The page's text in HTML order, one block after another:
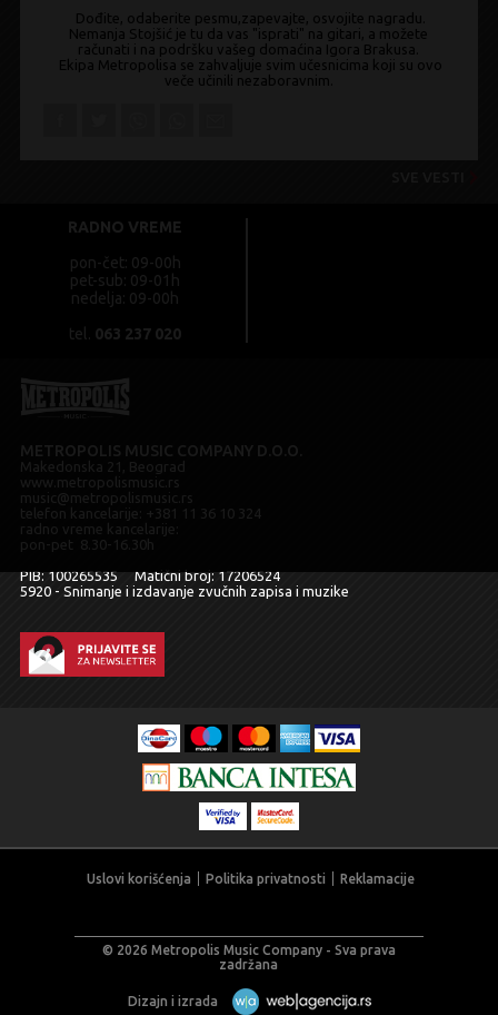
Dođite, odaberite pesmu,zapevajte, osvojite nagradu.
Nemanja Stojšić je tu da vas "isprati" na gitari, a možete
računati i na podršku vašeg domaćina Igora Brakusa.
Ekipa Metropolisa se zahvaljuje svim učesnicima koji su ovo
veče učinili nezaboravnim.
RADNO VREME
pon-čet: 09-00h
pet-sub: 09-01h
nedelja: 09-00h
tel. 063 237 020
METROPOLIS MUSIC COMPANY D.O.O.
Makedonska 21, Beograd
www.metropolismusic.rs
music@metropolismusic.rs
telefon kancelarije:
+381 11 36 10 324
radno vreme kancelarije:
pon-pet 8.30-16.30h
PIB: 100265535 Matični broj: 17206524
5920 - Snimanje i izdavanje zvučnih zapisa i muzike
© 2026 Metropolis Music Company - Sva prava
zadržana
Uslovi korišćenja Politika privatnosti Reklamacije
Dizajn i izrada